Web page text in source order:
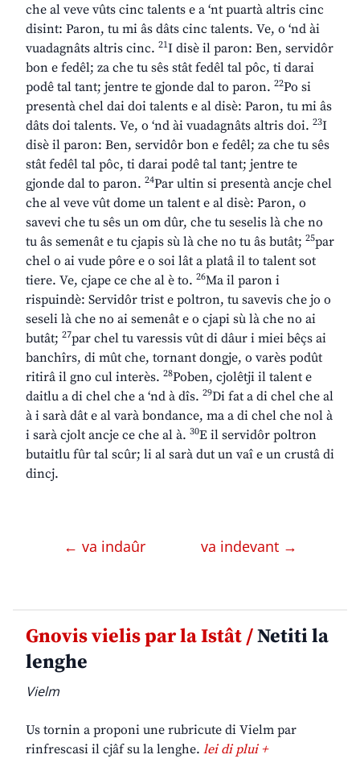
che al veve vûts cinc talents e a ‘nt puartà altris cinc
disint: Paron, tu mi âs dâts cinc talents. Ve, o ‘nd ài
vuadagnâts altris cinc. 21I disè il paron: Ben, servidôr
bon e fedêl; za che tu sês stât fedêl tal pôc, ti darai
podê tal tant; jentre te gjonde dal to paron. 22Po si
presentà chel dai doi talents e al disè: Paron, tu mi âs
dâts doi talents. Ve, o ‘nd ài vuadagnâts altris doi. 23I
disè il paron: Ben, servidôr bon e fedêl; za che tu sês
stât fedêl tal pôc, ti darai podê tal tant; jentre te
gjonde dal to paron. 24Par ultin si presentà ancje chel
che al veve vût dome un talent e al disè: Paron, o
savevi che tu sês un om dûr, che tu seselis là che no
tu âs semenât e tu cjapis sù là che no tu âs butât; 25par
chel o ai vude pôre e o soi lât a platâ il to talent sot
tiere. Ve, cjape ce che al è to. 26Ma il paron i
rispuindè: Servidôr trist e poltron, tu savevis che jo o
seseli là che no ai semenât e o cjapi sù là che no ai
butât; 27par chel tu varessis vût di dâur i miei bêçs ai
banchîrs, di mût che, tornant dongje, o varès podût
ritirâ il gno cul interès. 28Poben, cjolêtji il talent e
daitlu a di chel che a ‘nd à dîs. 29Di fat a di chel che al
à i sarà dât e al varà bondance, ma a di chel che nol à
i sarà cjolt ancje ce che al à. 30E il servidôr poltron
butaitlu fûr tal scûr; li al sarà dut un vaî e un crustâ di
dincj.
← va indaûr va indevant →
Gnovis vielis par la Istât /Netiti la
lenghe
Vielm
Us tornin a proponi une rubricute di Vielm par
rinfrescasi il cjâf su la lenghe. lei di plui +